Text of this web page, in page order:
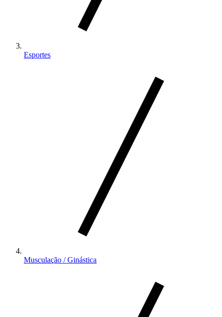
Esportes
Musculação / Ginástica